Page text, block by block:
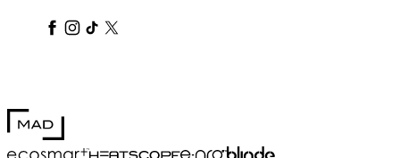
blindedesign
blindedesign
blindedesign
blinde-design
blindedesign
MAD Design
Blinde Design